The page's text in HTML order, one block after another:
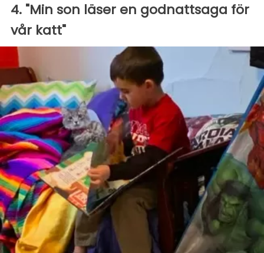
4. "Min son läser en godnattsaga för
vår katt"